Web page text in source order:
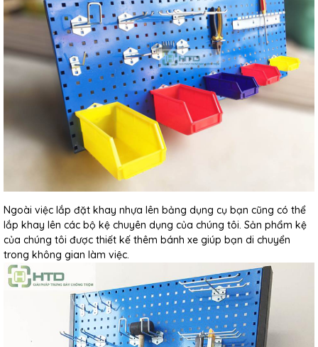
Ngoài việc lắp đặt khay nhựa lên bảng dụng cụ bạn cũng có thể
lắp khay lên các bộ kệ chuyên dụng của chúng tôi. Sản phẩm kệ
của chúng tôi được thiết kế thêm bánh xe giúp bạn di chuyển
trong không gian làm việc.